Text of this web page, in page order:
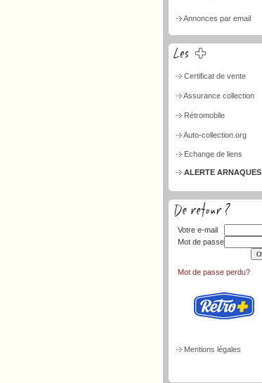
Annonces par email
Certificat de vente
Assurance collection
Rétromobile
Auto-collection.org
Echange de liens
ALERTE ARNAQUES
Votre e-mail
Mot de passe
Mot de passe perdu?
Mentions légales